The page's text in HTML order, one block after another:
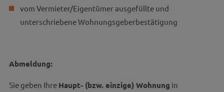
vom Vermieter/Eigentümer ausgefüllte und
unterschriebene Wohnungsgeberbestätigung
Abmeldung:
Sie geben Ihre Haupt- (bzw. einzige) Wohnung in